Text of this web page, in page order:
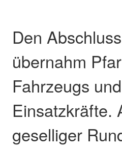
Den
übernahm
Fahrzeugs
Einsatzkräfte.
geselliger